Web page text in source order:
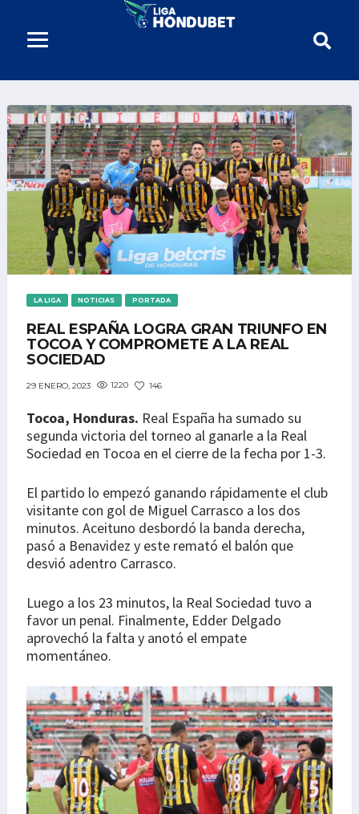
LA LIGA NOTICIAS PORTADA
REAL ESPAÑA LOGRA GRAN TRIUNFO EN
TOCOA Y COMPROMETE A LA REAL
SOCIEDAD
29 ENERO, 2023 1220 146
Tocoa, Honduras. Real España ha sumado su
segunda victoria del torneo al ganarle a la Real
Sociedad en Tocoa en el cierre de la fecha por 1-3.
El partido lo empezó ganando rápidamente el club
visitante con gol de Miguel Carrasco a los dos
minutos. Aceituno desbordó la banda derecha,
pasó a Benavidez y este remató el balón que
desvió adentro Carrasco.
Luego a los 23 minutos, la Real Sociedad tuvo a
favor un penal. Finalmente, Edder Delgado
aprovechó la falta y anotó el empate
momentáneo.